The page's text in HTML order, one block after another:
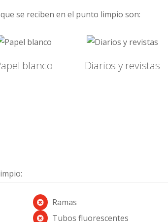
se reciben en el punto limpio son:
blanco Diarios y revistas
Ramas
Tubos fluorescentes